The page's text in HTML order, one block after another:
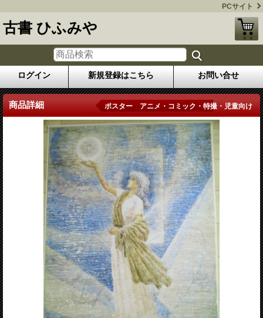
PCサイト
古書 ひふみや
ログイン 新規登録はこちら お問い合せ
商品詳細 ポスター アニメ・コミック・特撮・児童向け